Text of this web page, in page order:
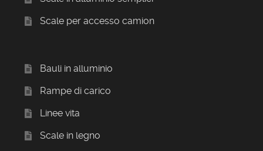
Scale per accesso camion
Bauli in alluminio
Rampe di carico
Linee vita
Scale in legno